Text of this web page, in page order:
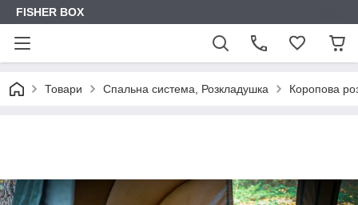
FISHER BOX
Товари Спальна система, Розкладушка Коропова